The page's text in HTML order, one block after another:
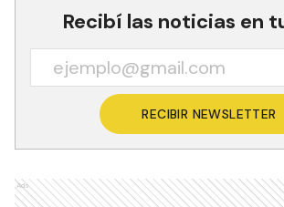
Recibí las noticias en
RECIBIR NEWSLETTER
Ads